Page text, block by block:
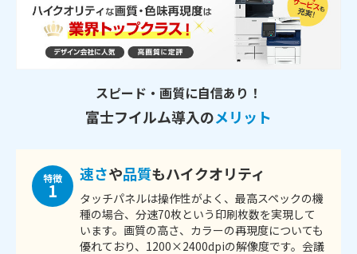
スピード・画質に自信あり！
富士フイルム導入のメリット
特徴
1
速さや品質もハイクオリティ
タッチパネルは操作性がよく、最高スペックの機
種の場合、分速70枚という印刷枚数を実現して
います。画質の高さ、カラーの再現度についても
優れており、1200×2400dpiの解像度です。会議